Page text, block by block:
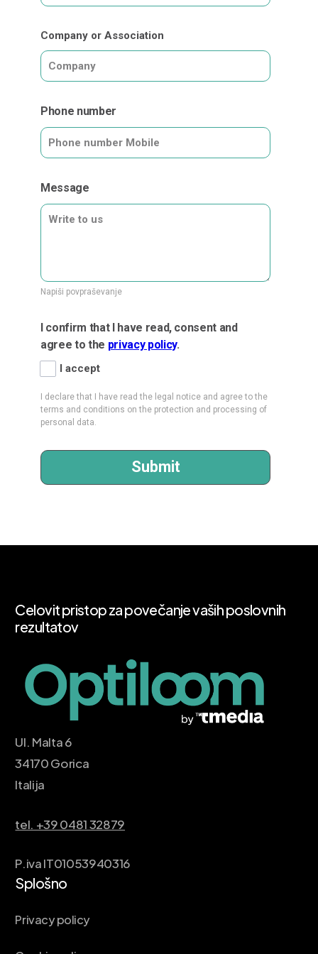
Celovitpristopzapovečanjevašihposlovnih
rezultatov
Ul. Malta 6
34170 Gorica
Italija
tel. +39 0481 32879
P.iva IT01053940316
Splošno
Privacy policy